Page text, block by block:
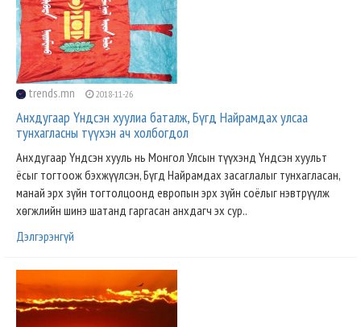
trends.mn 2018-11-26
Анхдугаар Үндсэн хуулиа баталж, Бүгд Найрамдах улсаа
тунхагласны түүхэн ач холбогдол
Анхдугаар Үндсэн хууль нь Монгол Улсын түүхэнд Үндсэн хуульт
ёсыг тогтоож бэхжүүлсэн, Бүгд Найрамдах засаглалыг тунхагласан,
манай эрх зүйн тогтолцоонд европын эрх зүйн соёлыг нэвтрүүлж
хөгжлийн шинэ шатанд гаргасан анхдагч эх сур..
Дэлгэрэнгүй